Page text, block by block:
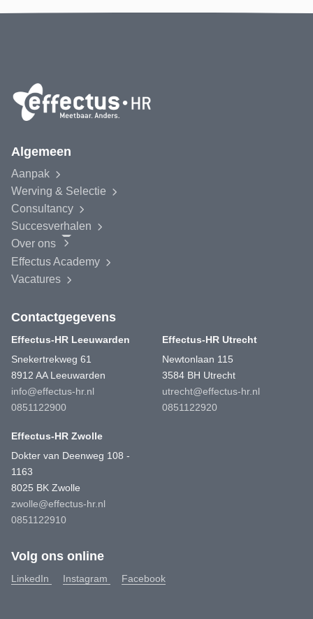
Algemeen
Aanpak
Werving & Selectie
Consultancy
Succesverhalen
Over ons
EffectusAcademy
Vacatures
Contactgegevens
Effectus-HR Leeuwarden
Snekertrekweg 61
8912 AA Leeuwarden
info@effectus-hr.nl
0851122900
Effectus-HR Utrecht
Newtonlaan 115
3584 BH Utrecht
utrecht@effectus-hr.nl
0851122920
Effectus-HR Zwolle
Dokter van Deenweg 108 -
1163
8025 BK Zwolle
zwolle@effectus-hr.nl
0851122910
Volg ons online
LinkedIn Instagram Facebook